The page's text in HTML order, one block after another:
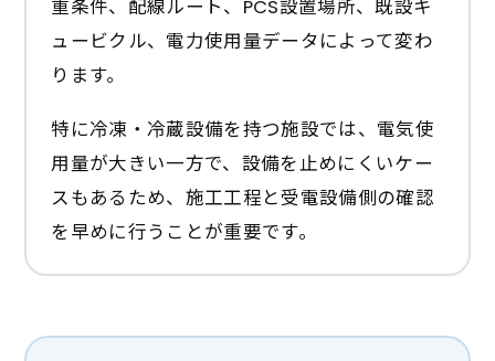
重条件、配線ルート、PCS設置場所、既設キ
ュービクル、電力使用量データによって変わ
ります。
特に冷凍・冷蔵設備を持つ施設では、電気使
用量が大きい一方で、設備を止めにくいケー
スもあるため、施工工程と受電設備側の確認
を早めに行うことが重要です。